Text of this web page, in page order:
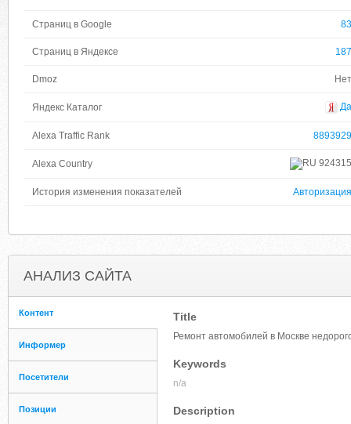
Страниц в Google 83
Страниц в Яндексе 187
Dmoz Нет
Яндекс Каталог Да
Alexa Traffic Rank 8893929
Alexa Country 924315
История изменения показателей Авторизация
АНАЛИЗ САЙТА
Контент
Информер
Посетители
Позиции
Title
Ремонт автомобилей в Москве
Keywords
n/a
Description